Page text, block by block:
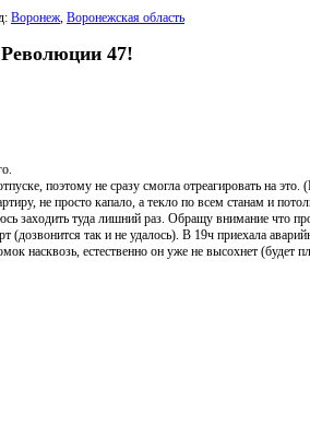
Воронеж, Воронежская область
47!
поэтому не сразу смогла отреагировать на
не просто капало, а текло по всем станам и
заходить туда лишний раз. Обращу внимание что
так и не удалось). В 19ч приехала
насквозь, естественно он уже не высохнет